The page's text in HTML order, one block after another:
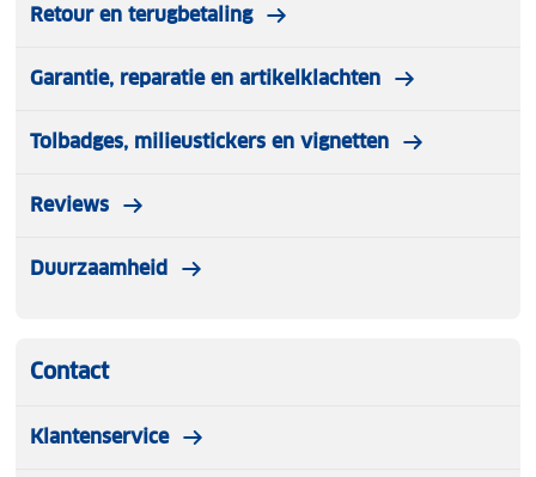
Retour en terugbetaling
Garantie, reparatie en artikelklachten
Tolbadges, milieustickers en vignetten
Reviews
Duurzaamheid
Contact
Klantenservice